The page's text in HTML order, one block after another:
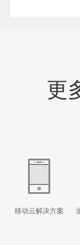
更
移动云解决方案